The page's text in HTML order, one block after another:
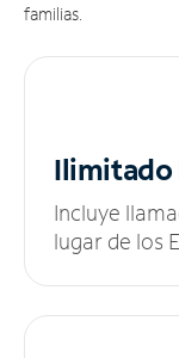
familias.
Ilimitado
Incluye
lugar de los